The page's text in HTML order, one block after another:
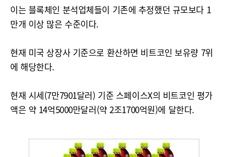
이는 블록체인 분석업체들이 기존에 추정했던 규모보다 1
만개 이상 많은 수준이다.
현재 미국 상장사 기준으로 환산하면 비트코인 보유량 7위
에 해당한다.
현재 시세(7만7901달러) 기준 스페이스X의 비트코인 평가
액은 약 14억5000만달러(약 2조1700억원)에 달한다.